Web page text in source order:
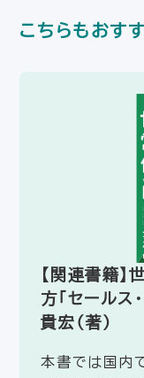
こちらもおす
【関連書籍
方「セールス
貴宏（著）
本書では国内